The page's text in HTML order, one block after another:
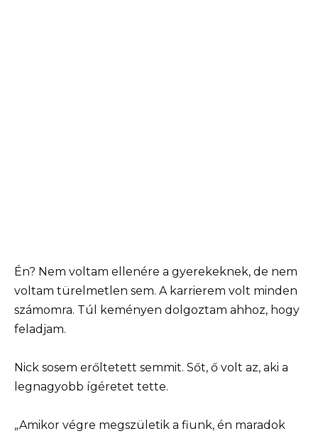
Én? Nem voltam ellenére a gyerekeknek, de nem
voltam türelmetlen sem. A karrierem volt minden
számomra. Túl keményen dolgoztam ahhoz, hogy
feladjam.
Nick sosem erőltetett semmit. Sőt, ő volt az, aki a
legnagyobb ígéretet tette.
„Amikor végre megszületik a fiunk, én maradok